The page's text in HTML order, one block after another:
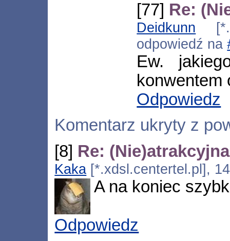
[77] Re:
Deidkunn
odpowiedź na
Ew.
konwentem
Odpowiedz
Komentarz ukryty z
[8] Re:
Kaka [*.xdsl.centertel.pl],
A na koniec
Odpowiedz